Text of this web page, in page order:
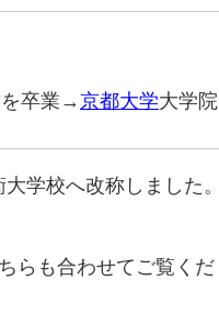
卒業→京都大学大学院
学校へ改称しました。
らも合わせてご覧くだ